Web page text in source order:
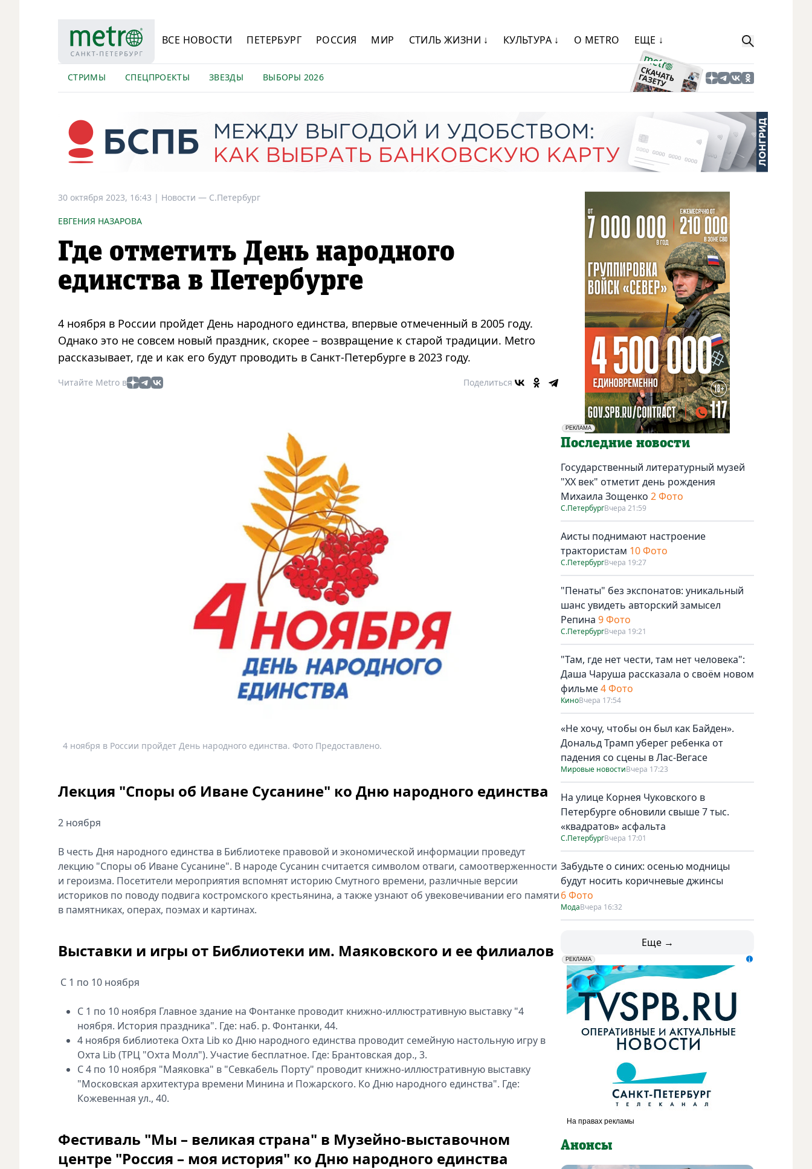
ВСЕ НОВОСТИ ПЕТЕРБУРГ РОССИЯ МИР СТИЛЬ ЖИЗНИ ↓ КУЛЬТУРА ↓ О METRO ЕЩЕ ↓
СТРИМЫ СПЕЦПРОЕКТЫ ЗВЕЗДЫ ВЫБОРЫ 2026
30 октября 2023, 16:43 | Новости — С.Петербург
ЕВГЕНИЯ НАЗАРОВА
Где отметить День народного
единства в Петербурге
4 ноября в России пройдет День народного единства, впервые отмеченный в 2005 году.
Однако это не совсем новый праздник, скорее – возвращение к старой традиции. Metro
рассказывает, где и как его будут проводить в Санкт-Петербурге в 2023 году.
Читайте Metro в Поделиться
4 ноября в России пройдет День народного единства. Фото Предоставлено. Фестиваль "Чудо света". Фото Фото t.me@spbprav,
Лекция "Споры об Иване Сусанине" ко Дню народного единства
2 ноября
В честь Дня народного единства в Библиотеке правовой и экономической информации проведут
лекцию "Споры об Иване Сусанине". В народе Сусанин считается символом отваги, самоотверженности
и героизма. Посетители мероприятия вспомнят историю Смутного времени, различные версии
историков по поводу подвига костромского крестьянина, а также узнают об увековечивании его памяти
в памятниках, операх, поэмах и картинах.
Выставки и игры от Библиотеки им. Маяковского и ее филиалов
С 1 по 10 ноября
С 1 по 10 ноября Главное здание на Фонтанке проводит книжно-иллюстративную выставку "4
ноября. История праздника". Где: наб. р. Фонтанки, 44.
4 ноября библиотека Охта Lib ко Дню народного единства проводит семейную настольную игру в
Охта Lib (ТРЦ "Охта Молл"). Участие бесплатное. Где: Брантовская дор., 3.
С 4 по 10 ноября "Маяковка" в "Севкабель Порту" проводит книжно-иллюстративную выставку
"Московская архитектура времени Минина и Пожарского. Ко Дню народного единства". Где:
Кожевенная ул., 40.
Фестиваль "Мы – великая страна" в Музейно-выставочном
центре "Россия – моя история" ко Дню народного единства
РЕКЛАМА
Социальная реклама
Последние новости
Государственный литературный музей
"ХХ век" отметит день рождения
Михаила Зощенко 2 Фото
С.ПетербургВчера 21:59
Аисты поднимают настроение
трактористам 10 Фото
С.ПетербургВчера 19:27
"Пенаты" без экспонатов: уникальный
шанс увидеть авторский замысел
Репина 9 Фото
С.ПетербургВчера 19:21
"Там, где нет чести, там нет человека":
Даша Чаруша рассказала о своём новом
фильме4 Фото
КиноВчера 17:54
«Не хочу, чтобы он был как Байден».
Дональд Трамп уберег ребенка от
падения со сцены в Лас-Вегасе
Мировые новостиВчера 17:23
На улице Корнея Чуковского в
Петербурге обновили свыше 7 тыс.
«квадратов» асфальта
С.ПетербургВчера 17:01
Забудьте о синих: осенью модницы
будут носить коричневые джинсы
6 Фото
МодаВчера 16:32
Еще →
erid: LdtCK5udn
РЕКЛАМА
АО "ГАТР", ИНН: 7841320717
Анонсы